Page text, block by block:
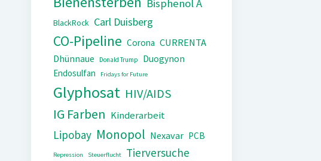
Bisphenol A
BlackRock Carl Duisberg
CO-Pipeline Corona CURRENTA
Dhünnaue Donald Trump
Duogynon
Endosulfan
Fridays for Future
Glyphosat HIV/AIDS
IG Farben Kinderarbeit
Lipobay Monopol Nexavar PCB
Repression Steuerflucht Tierversuche